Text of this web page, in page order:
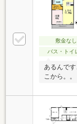
敷金なし
バス・トイ
あるんで
こから。。